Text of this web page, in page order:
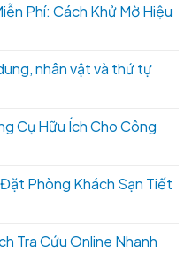
Phí: Cách Khử Mờ Hiệu
nhân vật và thứ tự
Cụ Hữu Ích Cho Công
Phòng Khách Sạn Tiết
Tra Cứu Online Nhanh